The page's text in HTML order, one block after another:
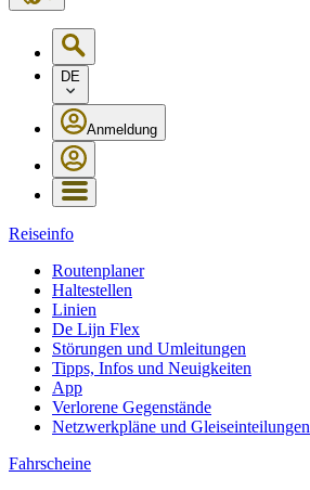
DE
Anmeldung
Reiseinfo
Routenplaner
Haltestellen
Linien
De Lijn Flex
Störungen und Umleitungen
Tipps, Infos und Neuigkeiten
App
Verlorene Gegenstände
Netzwerkpläne und Gleiseinteilungen
Fahrscheine